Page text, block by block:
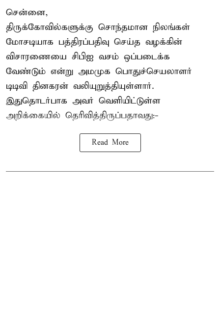
சென்னை,
திருக்கோவில்களுக்கு சொந்தமான நிலங்கள்
மோசடியாக பத்திரப்பதிவு செய்த வழக்கின்
விசாரணையை சிபிஐ வசம் ஒப்படைக்க
வேண்டும் என்று அமமுக பொதுச்செயலாளர்
டிடிவி தினகரன் வலியுறுத்தியுள்ளார்.
இதுதொடர்பாக அவர் வெளியிட்டுள்ள
அறிக்கையில் தெரிவித்திருப்பதாவது:-
Read More